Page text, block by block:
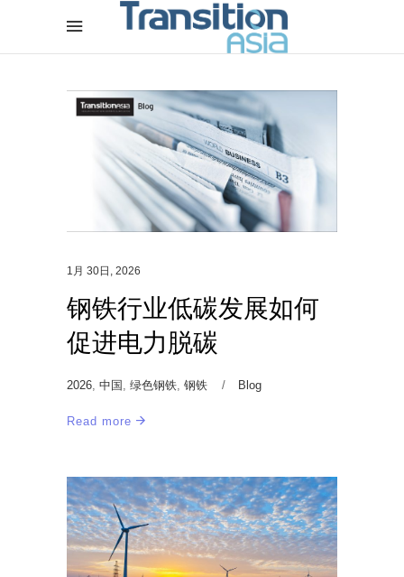
1月 30日, 2026
钢铁行业低碳发展如何
促进电力脱碳
2026 中国 绿色钢铁 钢铁 Blog
Read more